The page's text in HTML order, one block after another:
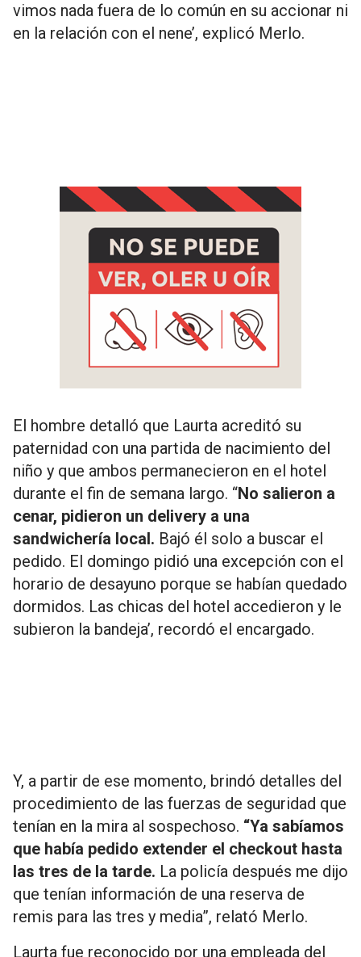
vimos nada fuera de lo común en su accionar ni
en la relación con el nene’, explicó Merlo.
El hombre detalló que Laurta acreditó su
paternidad con una partida de nacimiento del
niño y que ambos permanecieron en el hotel
durante el fin de semana largo. “No salieron a
cenar, pidieron un delivery a una
sandwichería local. Bajó él solo a buscar el
pedido. El domingo pidió una excepción con el
horario de desayuno porque se habían quedado
dormidos. Las chicas del hotel accedieron y le
subieron la bandeja’, recordó el encargado.
Y, a partir de ese momento, brindó detalles del
procedimiento de las fuerzas de seguridad que
tenían en la mira al sospechoso. “Ya sabíamos
que había pedido extender el checkout hasta
las tres de la tarde. La policía después me dijo
que tenían información de una reserva de
remis para las tres y media”, relató Merlo.
Laurta fue reconocido por una empleada del